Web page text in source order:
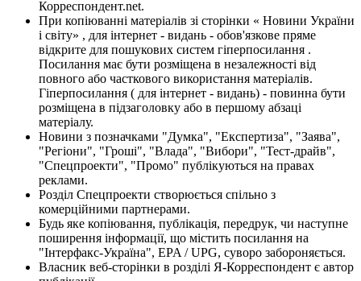
Корреспондент.net.
При копіюванні матеріалів зі сторінки « Новини України
і світу» , для інтернет - видань - обов'язкове пряме
відкрите для пошукових систем гіперпосилання .
Посилання має бути розміщена в незалежності від
повного або часткового використання матеріалів.
Гіперпосилання ( для інтернет - видань) - повинна бути
розміщена в підзаголовку або в першому абзаці
матеріалу.
Новини з позначками "Думка", "Експертиза", "Заява",
"Регіони", "Гроші", "Влада", "Вибори", "Тест-драйв",
"Спецпроекти", "Промо" публікуються на правах
реклами.
Розділ Спецпроекти створюється спільно з
комерційними партнерами.
Будь яке копіювання, публікація, передрук, чи наступне
поширення інформації, що містить посилання на
"Інтерфакс-Україна", EPA / UPG, суворо забороняється.
Власник веб-сторінки в розділі Я-Корреспондент є автор